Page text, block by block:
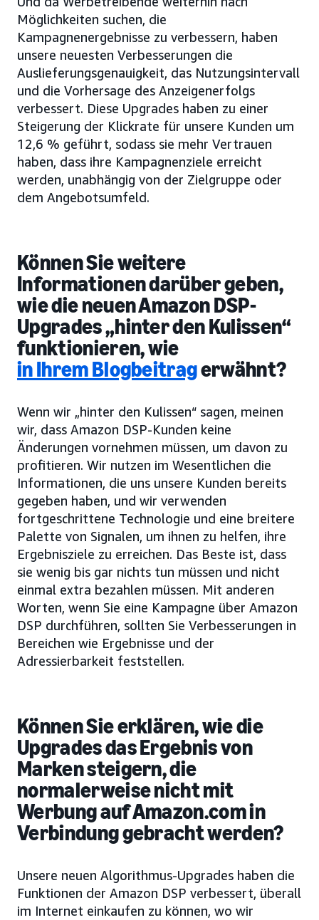
Möglichkeiten suchen, die
Kampagnenergebnisse zu verbessern, haben
unsere neuesten Verbesserungen die
Auslieferungsgenauigkeit, das Nutzungsintervall
und die Vorhersage des Anzeigenerfolgs
verbessert. Diese Upgrades haben zu einer
Steigerung der Klickrate für unsere Kunden um
12,6 % geführt, sodass sie mehr Vertrauen
haben, dass ihre Kampagnenziele erreicht
werden, unabhängig von der Zielgruppe oder
dem Angebotsumfeld.
Können Sie weitere
Informationen darüber geben,
wie die neuen Amazon DSP-
Upgrades „hinter den Kulissen“
funktionieren, wie
in Ihrem Blogbeitragerwähnt?
Wenn wir „hinter den Kulissen“ sagen, meinen
wir, dass Amazon DSP-Kunden keine
Änderungen vornehmen müssen, um davon zu
profitieren. Wir nutzen im Wesentlichen die
Informationen, die uns unsere Kunden bereits
gegeben haben, und wir verwenden
fortgeschrittene Technologie und eine breitere
Palette von Signalen, um ihnen zu helfen, ihre
Ergebnisziele zu erreichen. Das Beste ist, dass
sie wenig bis gar nichts tun müssen und nicht
einmal extra bezahlen müssen. Mit anderen
Worten, wenn Sie eine Kampagne über Amazon
DSP durchführen, sollten Sie Verbesserungen in
Bereichen wie Ergebnisse und der
Adressierbarkeit feststellen.
Können Sie erklären, wie die
Upgrades das Ergebnis von
Marken steigern, die
normalerweise nicht mit
Werbung auf Amazon.com in
Verbindung gebracht werden?
Unsere neuen Algorithmus-Upgrades haben die
Funktionen der Amazon DSP verbessert, überall
im Internet einkaufen zu können, wo wir